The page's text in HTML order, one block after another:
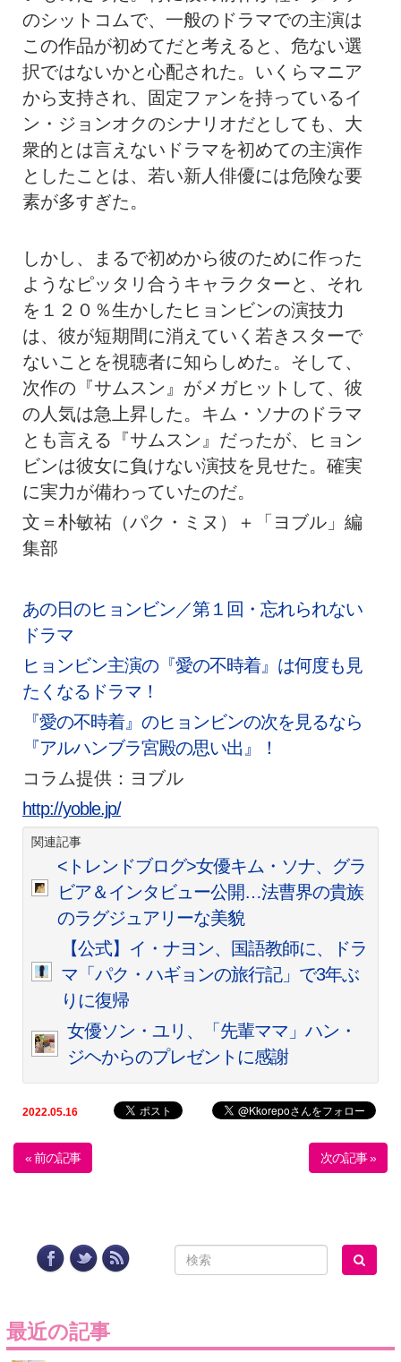
のシットコムで、一般のドラマでの主演は
この作品が初めてだと考えると、危ない選
択ではないかと心配された。いくらマニア
から支持され、固定ファンを持っているイ
ン・ジョンオクのシナリオだとしても、大
衆的とは言えないドラマを初めての主演作
としたことは、若い新人俳優には危険な要
素が多すぎた。
しかし、まるで初めから彼のために作った
ようなピッタリ合うキャラクターと、それ
を１２０％生かしたヒョンビンの演技力
は、彼が短期間に消えていく若きスターで
ないことを視聴者に知らしめた。そして、
次作の『サムスン』がメガヒットして、彼
の人気は急上昇した。キム・ソナのドラマ
とも言える『サムスン』だったが、ヒョン
ビンは彼女に負けない演技を見せた。確実
に実力が備わっていたのだ。
文＝朴敏祐（パク・ミヌ）＋「ヨブル」編
集部
あの日のヒョンビン／第１回・忘れられない
ドラマ
ヒョンビン主演の『愛の不時着』は何度も見
たくなるドラマ！
『愛の不時着』のヒョンビンの次を見るなら
『アルハンブラ宮殿の思い出』！
コラム提供：ヨブル
http://yoble.jp/
関連記事
<トレンドブログ>女優キム・ソナ、グラ
ビア＆インタビュー公開…法曹界の貴族
のラグジュアリーな美貌
【公式】イ・ナヨン、国語教師に、ドラ
マ「パク・ハギョンの旅行記」で3年ぶ
りに復帰
女優ソン・ユリ、「先輩ママ」ハン・
ジヘからのプレゼントに感謝
2022.05.16
« 前の記事 次の記事 »
最近の記事